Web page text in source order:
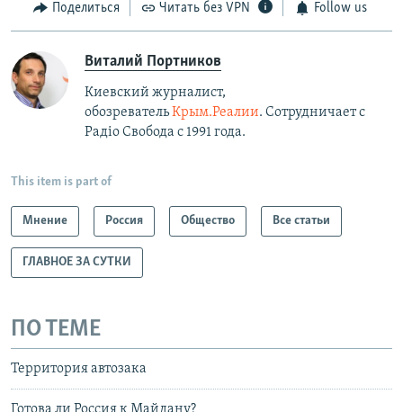
Поделиться Читать без VPN Follow us
Виталий Портников
Киевский журналист,
обозревательКрым.Реалии. Сотрудничает с
Радiо Свобода с 1991 года.
This item is part of
Мнение Россия Общество Все статьи
ГЛАВНОЕ ЗА СУТКИ
ПО ТЕМЕ
Территория автозака